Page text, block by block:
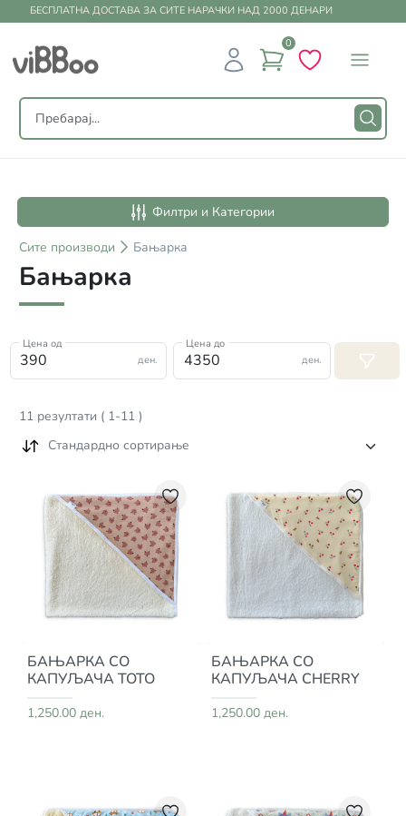
БЕСПЛАТНА ДОСТАВА ЗА СИТЕ НАРАЧКИ НАД 2000 ДЕНАРИ
0
Филтри и Категории
Сите производи Бањарка
Бањарка
ден.
Цена од
ден.
Цена до
11 резултати ( 1-11 )
Стандардно сортирање
БАЊАРКА СО
КАПУЉАЧА TOTO
1,250.00 ден.
БАЊАРКА СО
КАПУЉАЧА CHERRY
1,250.00 ден.